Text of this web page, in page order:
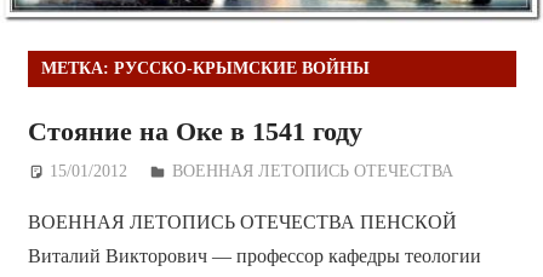
МЕТКА: РУССКО-КРЫМСКИЕ ВОЙНЫ
Стояние на Оке в 1541 году
15/01/2012 Дежурный по Редакции
ВОЕННАЯ ЛЕТОПИСЬ ОТЕЧЕСТВА
ВОЕННАЯ ЛЕТОПИСЬ ОТЕЧЕСТВА ПЕНСКОЙ
Виталий Викторович — профессор кафедры теологии